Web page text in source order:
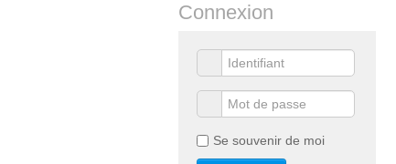
Connexion
Se souvenir de moi